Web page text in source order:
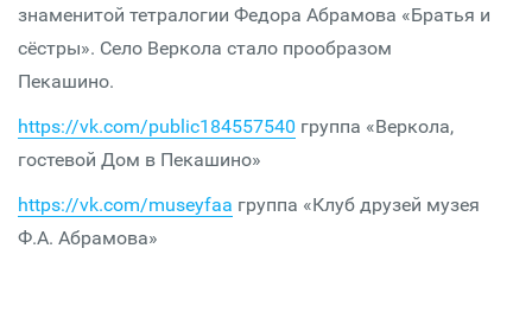
знаменитой тетралогии Федора Абрамова «Братья и
сёстры». Село Веркола стало прообразом
Пекашино.
https://vk.com/public184557540 группа «Веркола,
гостевой Дом в Пекашино»
https://vk.com/museyfaa группа «Клуб друзей музея
Ф.А. Абрамова»